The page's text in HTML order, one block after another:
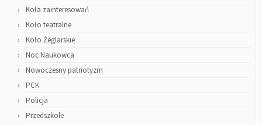
Koła zainteresowań
Koło teatralne
Koło Żeglarskie
Noc Naukowca
Nowoczesny patriotyzm
PCK
Policja
Przedszkole